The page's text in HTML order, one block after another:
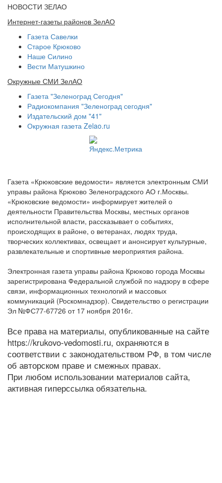
НОВОСТИ ЗЕЛАО
Интернет-газеты районов ЗелАО
Газета Савелки
Старое Крюково
Наше Силино
Вести Матушкино
Окружные СМИ ЗелАО
Газета "Зеленоград Сегодня"
Радиокомпания "Зеленоград сегодня"
Издательский дом "41"
Окружная газета Zelao.ru
Газета «Крюковские ведомости» является электронным СМИ
управы района Крюково Зеленоградского АО г.Москвы.
«Крюковские ведомости» информирует жителей о
деятельности Правительства Москвы, местных органов
исполнительной власти, рассказывает о событиях,
происходящих в районе, о ветеранах, людях труда,
творческих коллективах, освещает и анонсирует культурные,
развлекательные и спортивные мероприятия района.
Электронная газета управы района Крюково города Москвы
зарегистрирована Федеральной службой по надзору в сфере
связи, информационных технологий и массовых
коммуникаций (Роскомнадзор). Свидетельство о регистрации
Эл №ФС77-67726 от 17 ноября 2016г.
Все права на материалы, опубликованные на сайте
https://krukovo-vedomosti.ru, охраняются в
соответствии с законодательством РФ, в том числе
об авторском праве и смежных правах.
При любом использовании материалов сайта,
активная гиперссылка обязательна.